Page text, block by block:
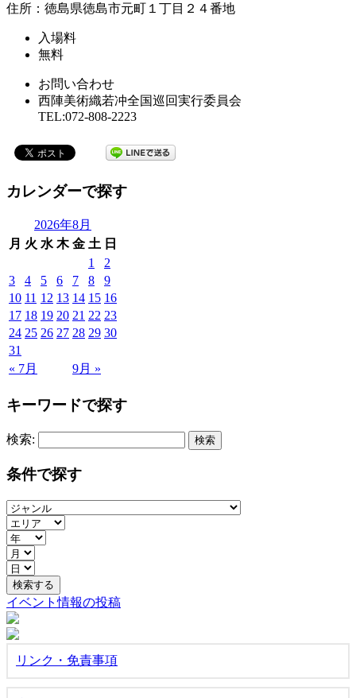
住所：徳島県徳島市元町１丁目２４番地
入場料
無料
お問い合わせ
西陣美術織若冲全国巡回実行委員会
TEL:072-808-2223
カレンダーで探す
2026年8月
月 火 水 木 金 土 日
« 7月 9月 »
1
2
3
4 5 6 7 8
9
10 11 12 13 14 15 16
17 18 19 20 21 22 23
24 25 26 27 28 29 30
31
キーワードで探す
検索:
条件で探す
イベント情報の投稿
リンク・免責事項